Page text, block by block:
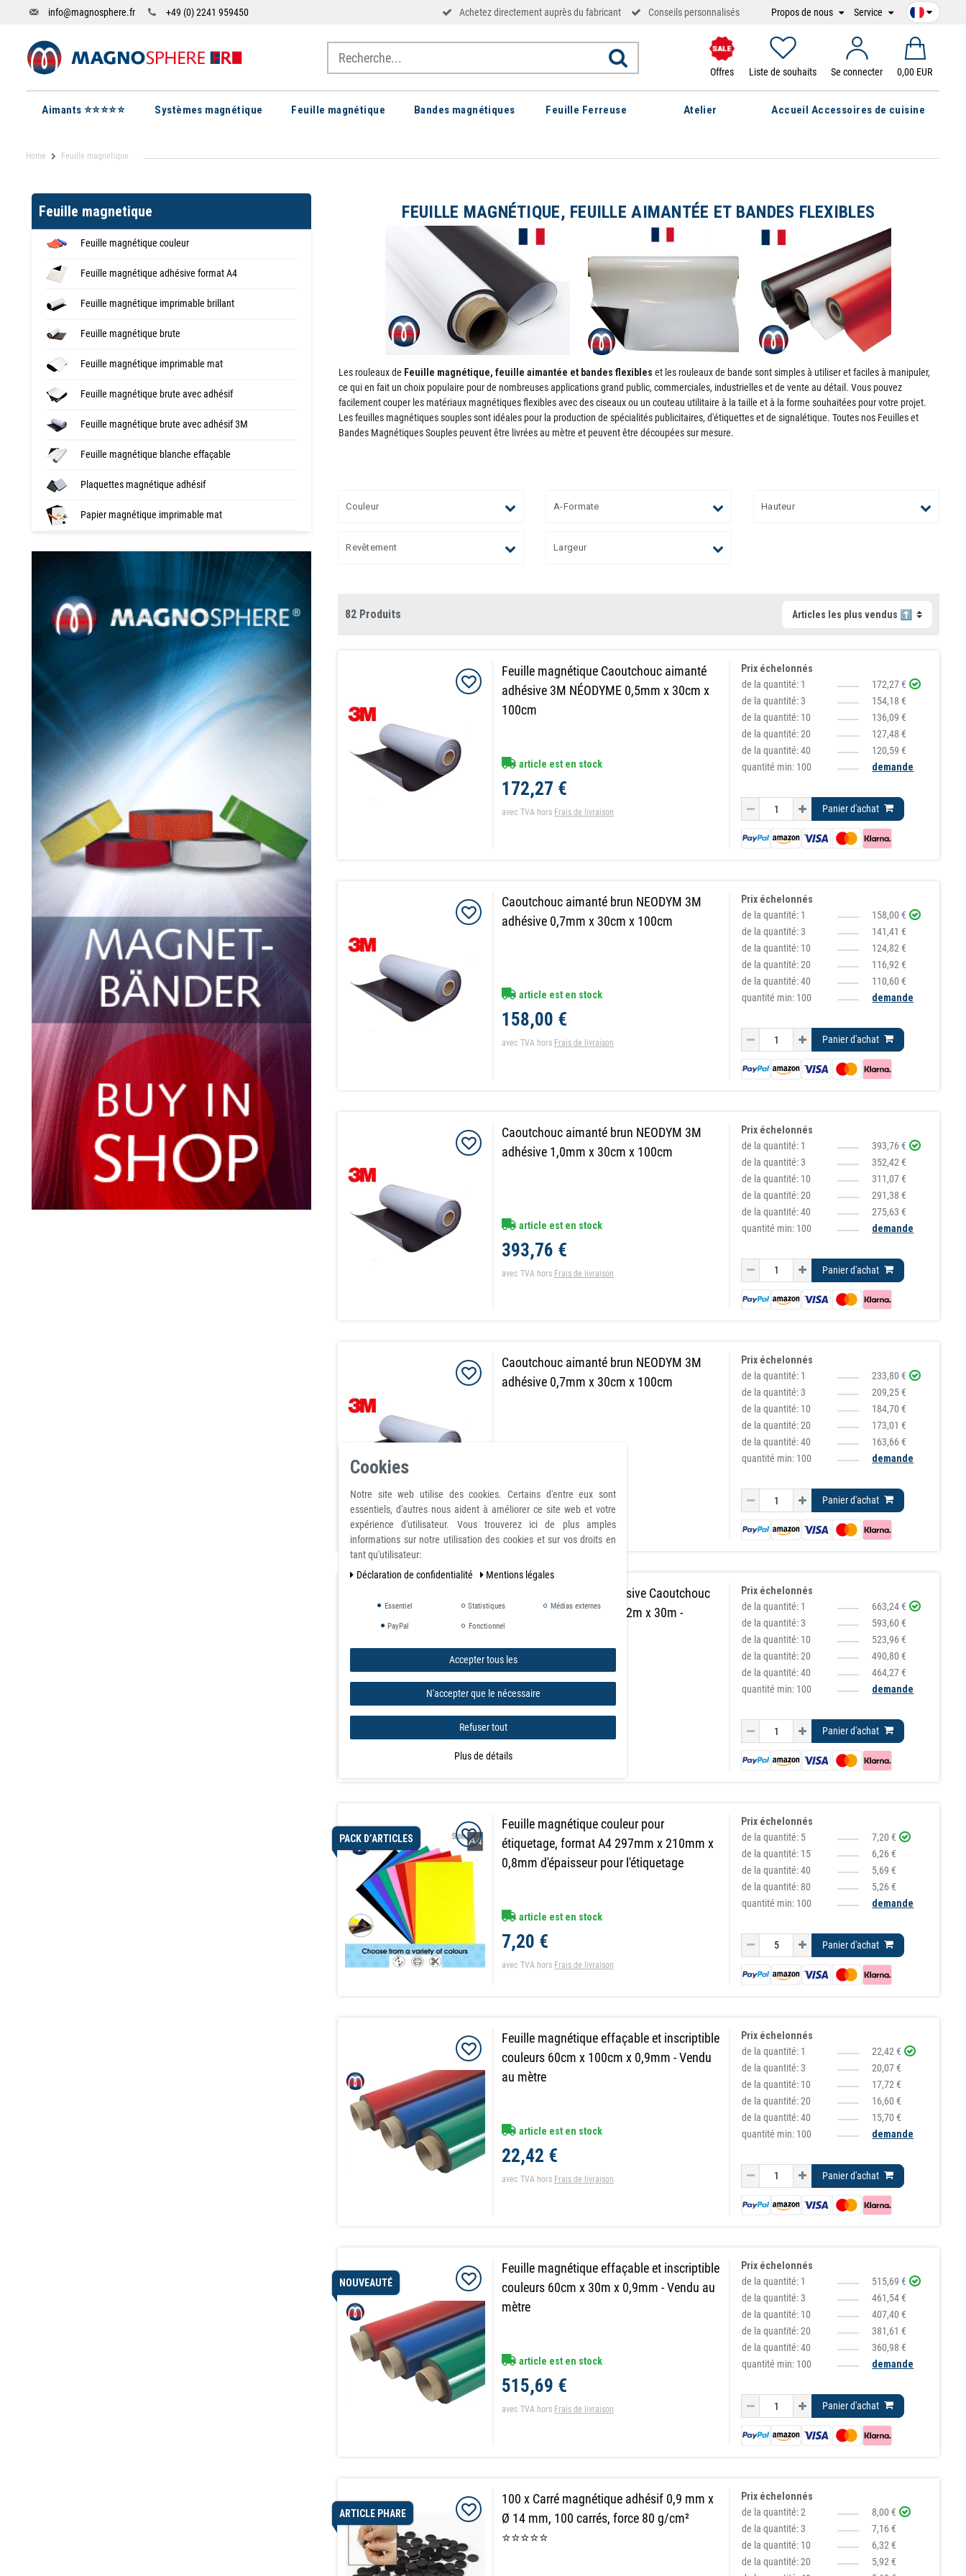
info@magnosphere.fr +49 (0) 2241 959450 Achetez directement auprès du fabricant Conseils personnalisés Propos de nous Service
Offres Liste de souhaits Se connecter 0,00 EUR
Aimants ⭐⭐⭐⭐⭐ Systèmes magnétique Feuille magnétique Bandes magnétiques Feuille Ferreuse Atelier Accueil Accessoires de cuisine
Home Feuille magnetique
Feuille magnetique
Feuille magnétique couleur
Feuille magnétique adhésive format A4
Feuille magnétique imprimable brillant
Feuille magnétique brute
Feuille magnétique imprimable mat
Feuille magnétique brute avec adhésif
Feuille magnétique brute avec adhésif 3M
Feuille magnétique blanche effaçable
Plaquettes magnétique adhésif
Papier magnétique imprimable mat
FEUILLE MAGNÉTIQUE, FEUILLE AIMANTÉE ET BANDES FLEXIBLES
Les rouleaux de Feuille magnétique, feuille aimantée et bandes flexibles et les rouleaux de bande sont simples à utiliser et faciles à manipuler,
ce qui en fait un choix populaire pour de nombreuses applications grand public, commerciales, industrielles et de vente au détail. Vous pouvez
facilement couper les matériaux magnétiques flexibles avec des ciseaux ou un couteau utilitaire à la taille et à la forme souhaitées pour votre projet.
Les feuilles magnétiques souples sont idéales pour la production de spécialités publicitaires, d'étiquettes et de signalétique. Toutes nos Feuilles et
Bandes Magnétiques Souples peuvent être livrées au mètre et peuvent être découpées sur mesure.
Couleur A-Formate Hauteur
Revêtement Largeur
82 Produits
Feuille magnétique Caoutchouc aimanté
adhésive 3M NÉODYME 0,5mm x 30cm x
100cm
article est en stock
172,27 €
avec TVA hors Frais de livraison
Prix échelonnés
de la quantité: 1
172,27 €
de la quantité:3
154,18 €
de la quantité: 10
136,09 €
de la quantité:20
127,48 €
de la quantité:40
120,59 €
quantité min: 100
demande
Panier d'achat
Caoutchouc aimanté brun NEODYM 3M
adhésive 0,7mm x 30cm x 100cm
article est en stock
158,00 €
avec TVA hors Frais de livraison
Prix échelonnés
de la quantité: 1
158,00 €
de la quantité:3
141,41 €
de la quantité: 10
124,82 €
de la quantité:20
116,92 €
de la quantité:40
110,60 €
quantité min: 100
demande
Panier d'achat
Caoutchouc aimanté brun NEODYM 3M
adhésive 1,0mm x 30cm x 100cm
article est en stock
393,76 €
avec TVA hors Frais de livraison
Prix échelonnés
de la quantité: 1
393,76 €
de la quantité:3
352,42 €
de la quantité: 10
311,07 €
de la quantité:20
291,38 €
de la quantité:40
275,63 €
quantité min: 100
demande
Panier d'achat
Caoutchouc aimanté brun NEODYM 3M
adhésive 0,7mm x 30cm x 100cm
avec TVA horsFrais de livraison
Prix échelonnés
de la quantité: 1
233,80 €
de la quantité:3
209,25 €
de la quantité: 10
184,70 €
de la quantité:20
173,01 €
de la quantité:40
163,66 €
quantité min: 100
demande
Panier d'achat
Feuille magnétique adhésive Caoutchouc
aimanté brun 1mm x 0,62m x 30m -
Rouleau
663,24 €
Prix échelonnés
de la quantité: 1
663,24 €
de la quantité:3
593,60 €
de la quantité: 10
523,96 €
de la quantité:20
490,80 €
de la quantité:40
464,27 €
quantité min: 100
demande
Panier d'achat
PACK D’ARTICLES
Feuille magnétique couleur pour
étiquetage, format A4 297mm x 210mm x
0,8mm d'épaisseur pour l'étiquetage
article est en stock
7,20 €
avec TVA hors Frais de livraison
Prix échelonnés
de la quantité: 5
7,20 €
de la quantité: 15
6,26 €
de la quantité:40
5,69 €
de la quantité: 80
5,26 €
quantité min: 100
demande
Panier d'achat
Feuille magnétique effaçable et inscriptible
couleurs 60cm x 100cm x 0,9mm - Vendu
au mètre
article est en stock
22,42 €
avec TVA hors Frais de livraison
Prix échelonnés
de la quantité: 1
22,42 €
de la quantité:3
20,07 €
de la quantité: 10
17,72 €
de la quantité:20
16,60 €
de la quantité:40
15,70 €
quantité min: 100
demande
Panier d'achat
NOUVEAUTÉ
Feuille magnétique effaçable et inscriptible
couleurs 60cm x 30m x 0,9mm - Vendu au
mètre
article est en stock
515,69 €
avec TVA hors Frais de livraison
Prix échelonnés
de la quantité: 1
515,69 €
de la quantité:3
461,54 €
de la quantité: 10
407,40 €
de la quantité:20
381,61 €
de la quantité:40
360,98 €
quantité min: 100
demande
Panier d'achat
ARTICLE PHARE
100 x Carré magnétique adhésif 0,9 mm x
Ø 14 mm, 100 carrés, force 80 g/cm²
⭐⭐⭐⭐⭐
Prix échelonnés
de la quantité:2
8,00 €
de la quantité:3
7,16 €
de la quantité: 10
6,32 €
de la quantité:20
5,92 €
Cookies
Notre site web utilise des cookies. Certains d'entre eux sont
essentiels, d'autres nous aident à améliorer ce site web et votre
expérience d'utilisateur. Vous trouverez ici de plus amples
informations sur notre utilisation des cookies et sur vos droits en
tant qu'utilisateur:
Déclaration de confidentialité
Mentions légales
Essentiel Statistiques Médias externes
PayPal Fonctionnel
Accepter tous les
N'accepter que le nécessaire
Refuser tout
Plus de détails